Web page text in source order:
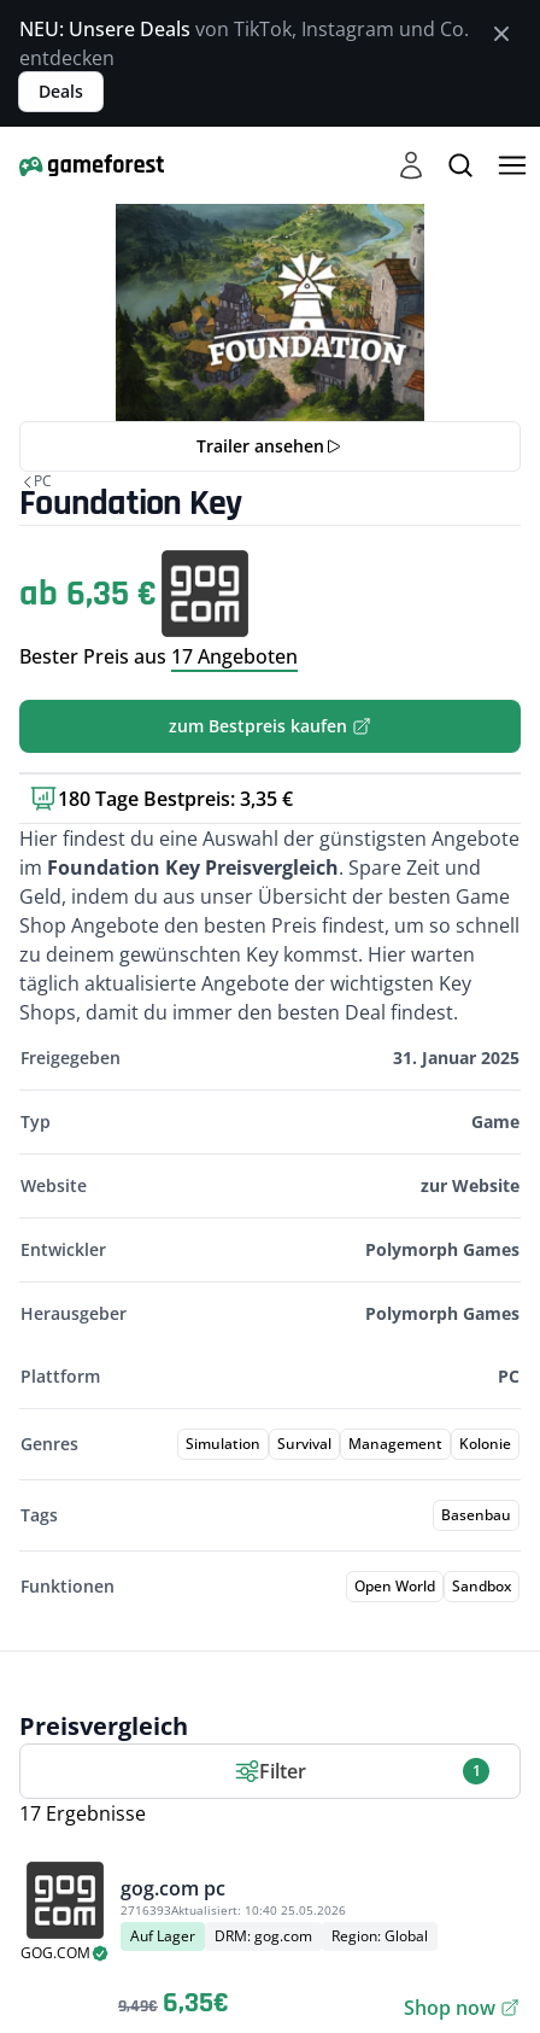
NEU: Unsere Deals von TikTok, Instagram und Co.
entdecken
Deals
Trailer ansehen
PC
Foundation Key
ab 6,35 €
Bester Preis aus 17 Angeboten
zum Bestpreis kaufen
180 Tage Bestpreis: 3,35 €
Kurzbeschreibung
Hier findest du eine Auswahl der günstigsten Angebote
im Foundation Key Preisvergleich. Spare Zeit und
Geld, indem du aus unser Übersicht der besten Game
Shop Angebote den besten Preis findest, um so schnell
zu deinem gewünschten Key kommst. Hier warten
täglich aktualisierte Angebote der wichtigsten Key
Shops, damit du immer den besten Deal findest.
Freigegeben 31. Januar 2025
Typ Game
Website zur Website
Entwickler Polymorph Games
Herausgeber Polymorph Games
Plattform PC
Genres Simulation Survival Management Kolonie
Tags Basenbau
Funktionen Open World Sandbox
Preisvergleich
Filter 1
17 Ergebnisse
GOG.COM
gog.com pc
2716393Aktualisiert: 10:40 25.05.2026
Auf Lager DRM: gog.com Region: Global
9,49€ 6,35€ Shop now